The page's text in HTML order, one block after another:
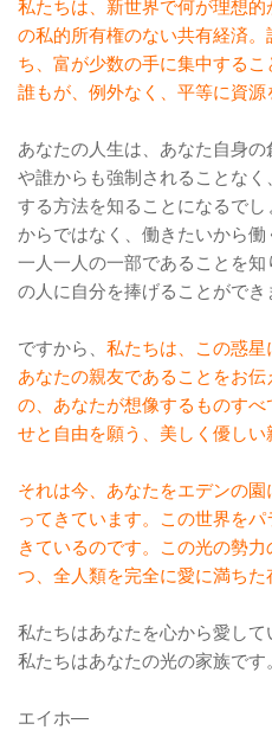
私たちは、新世界で何が理想
の私的所有権のない共有経済
ち、富が少数の手に集中するこ
誰もが、例外なく、平等に資源
あなたの人生は、あなた自身
や誰からも強制されることな
する方法を知ることになるで
からではなく、働きたいから
一人一人の一部であることを
の人に自分を捧げることができ
ですから、 私たちは、この惑星
あなたの親友であることをお
の、あなたが想像するものす
せと自由を願う、美しく優しい
それは今、あなたをエデンの
ってきています。この世界を
きているのです。この光の勢
つ、全人類を完全に愛に満ちた
私たちはあなたを心から愛して
私たちはあなたの光の家族です。
エイホ―